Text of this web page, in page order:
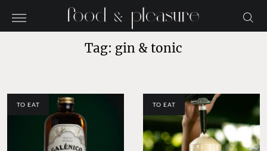
Tag: gin & tonic
TO EAT TO EAT